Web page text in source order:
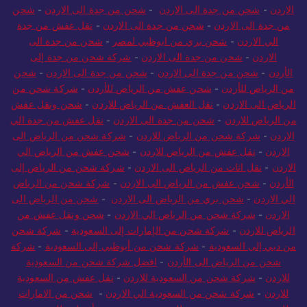
-شحن من جدة الى الاردن-شحن من جدة الى الاردن-شحن
جدة الى الاردن-شحن من جدة الى الاردن-نقل عفش من جدة
الي الاردن-شحن بري من ابوظبي لمصر-شحن من جدة الى
الاردن-شحن من جدة الى الاردن-شركة شحن من جدة إلى
-شحن من جدة الى الاردن-شحن من جدة الى الاردن-شحن
الرياض للأردن-شحن عفش من الرياض للأردن-شركة شحن من
الى الاردن-نقل العفش من الرياض للاردن-شحن ونقل عفش
الرياض للاردن-شحن من جدة الى الاردن-نقل عفش من جدة الي
-شركة شحن من الرياض للاردن-شركة شحن من الرياض الى
-نقل عفش من الرياض للاردن-شحن عفش من الرياض الي
-نقل اثاث من الرياض الى الاردن-شركة شحن من الرياض إلى
-شحن عفش من الرياض الى الاردن-شركة شحن من الرياض
الاردن-شحن بري من الرياض الى الاردن-شحن من الرياض الى
-شركة شحن من الرياض الي الاردن-شحن ونقل عفش من
للاردن-شركة شحن من الإمارات إلى السعودية-شركة شحن
دبي إلى السعودية-شركة شحن من أبوظبي إلى السعودية-شركة
شحن من الرياض الى الأردن-افضل شركة شحن من السعودية
-شركة شحن من السعودية للاردن-نقل عفش من السعودية
-شركة شحن من السعودية الي الاردن-شحن من الامارات